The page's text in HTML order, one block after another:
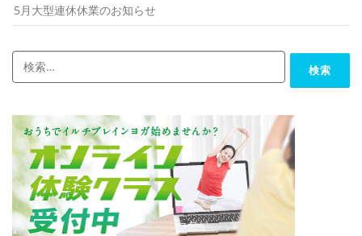
5月大型連休休業のお知らせ